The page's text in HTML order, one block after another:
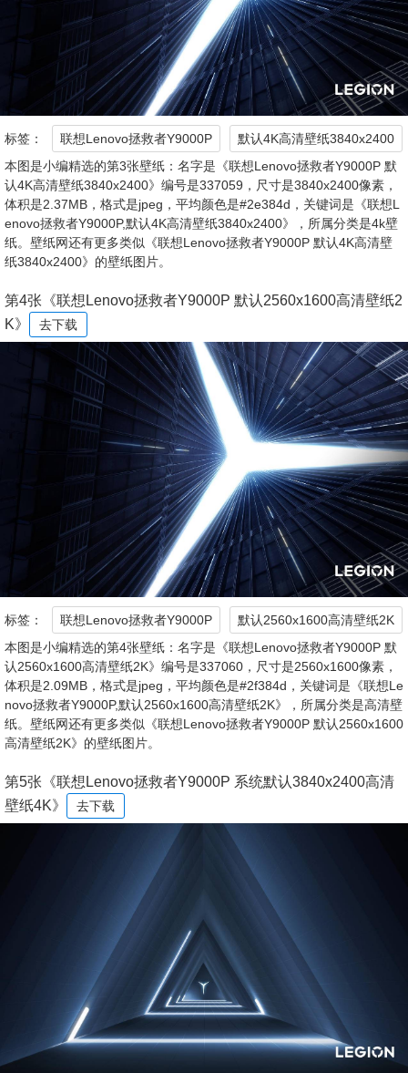
标签： 联想Lenovo拯救者Y9000P
默认4K高清壁纸3840x2400
本图是小编精选的第3张壁纸：名字是《联想Lenovo拯救者Y9000P 默
认4K高清壁纸3840x2400》编号是337059，尺寸是3840x2400像素，
体积是2.37MB，格式是jpeg，平均颜色是#2e384d，关键词是《联想L
enovo拯救者Y9000P,默认4K高清壁纸3840x2400》，所属分类是4k壁
纸。壁纸网还有更多类似《联想Lenovo拯救者Y9000P 默认4K高清壁
纸3840x2400》的壁纸图片。
第4张《联想Lenovo拯救者Y9000P 默认2560x1600高清壁纸2
K》
去下载
标签： 联想Lenovo拯救者Y9000P
默认2560x1600高清壁纸2K
本图是小编精选的第4张壁纸：名字是《联想Lenovo拯救者Y9000P 默
认2560x1600高清壁纸2K》编号是337060，尺寸是2560x1600像素，
体积是2.09MB，格式是jpeg，平均颜色是#2f384d，关键词是《联想Le
novo拯救者Y9000P,默认2560x1600高清壁纸2K》，所属分类是高清壁
纸。壁纸网还有更多类似《联想Lenovo拯救者Y9000P 默认2560x1600
高清壁纸2K》的壁纸图片。
第5张《联想Lenovo拯救者Y9000P 系统默认3840x2400高清
壁纸4K》
去下载